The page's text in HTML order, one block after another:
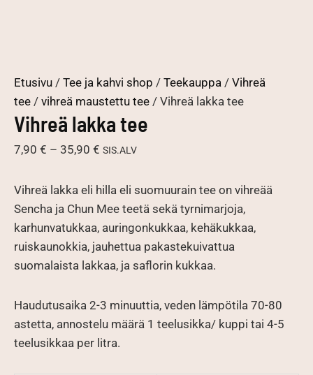
Etusivu / Tee ja kahvi shop / Teekauppa / Vihreä
tee / vihreä maustettu tee / Vihreä lakka tee
Vihreä lakka tee
7,90 € – 35,90 € Hintaluokka:
-
35,90 €
SIS.ALV
Vihreä lakka eli hilla eli suomuurain tee on vihreää
Sencha ja Chun Mee teetä sekä tyrnimarjoja,
karhunvatukkaa, auringonkukkaa, kehäkukkaa,
ruiskaunokkia, jauhettua pakastekuivattua
suomalaista lakkaa, ja saflorin kukkaa.
Haudutusaika 2-3 minuuttia, veden lämpötila 70-80
astetta, annostelu määrä 1 teelusikka/ kuppi tai 4-5
teelusikkaa per litra.